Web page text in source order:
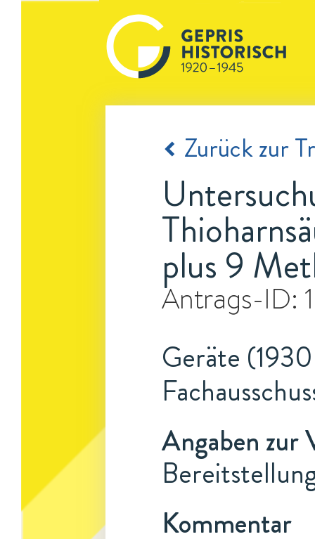
Zurück zur
plus 9
Antrags-ID:
Geräte
Angaben zur
Kommentar